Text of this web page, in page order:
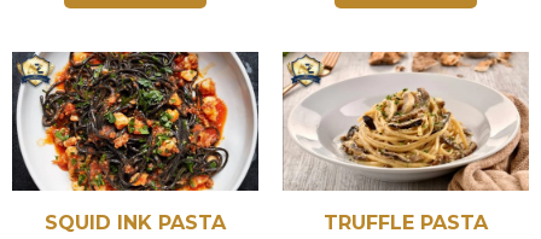
SQUID INK PASTA TRUFFLE PASTA